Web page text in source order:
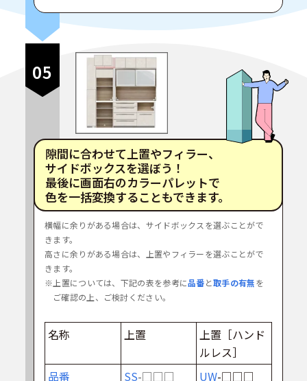
05
隙間に合わせて上置やフィラー、
サイドボックスを選ぼう！
最後に画面右のカラーパレットで
色を一括変換することもできます。
横幅に余りがある場合は、サイドボックスを選ぶことがで
きます。
高さに余りがある場合は、上置やフィラーを選ぶことがで
きます。
※上置については、下記の表を参考に品番と取手の有無を
ご確認の上、ご検討ください。
名称 上置
上置［ハンド
ルレス］
品番
SS-□□□ UW-□□□